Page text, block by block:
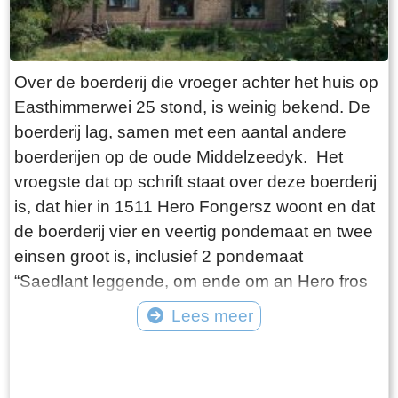
de pont gaat varen!
Over de boerderij die vroeger achter het huis op
Easthimmerwei 25 stond, is weinig bekend. De
boerderij lag, samen met een aantal andere
boerderijen op de oude Middelzeedyk. Het
vroegste dat op schrift staat over deze boerderij
is, dat hier in 1511 Hero Fongersz woont en dat
de boerderij vier en veertig pondemaat en twee
einsen groot is, inclusief 2 pondemaat
“Saedlant leggende, om ende om an Hero fros
huijs ende Heem“. Het weiland ligt vanaf de
boerderij tot aan de Mieddyk en het “hoijland” ligt
Lees meer